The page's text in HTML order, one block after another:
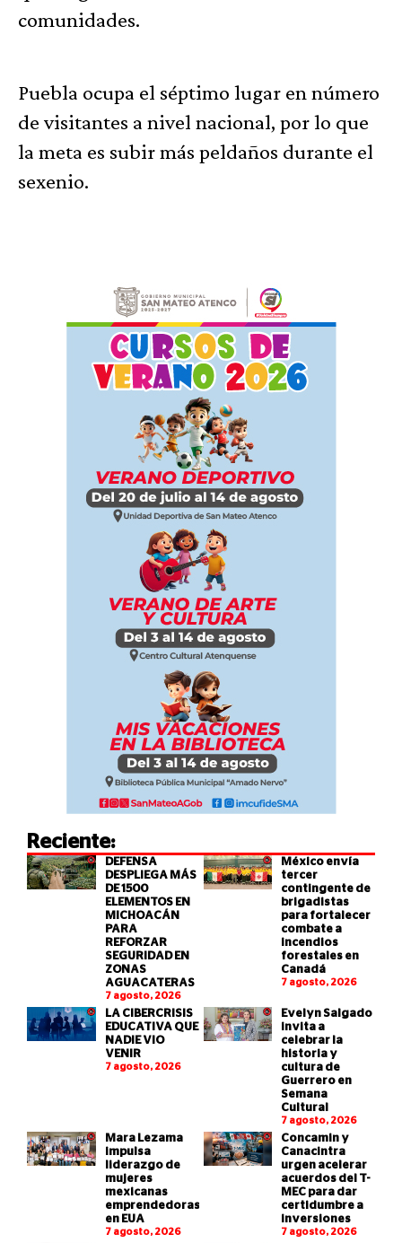
comunidades.
Puebla ocupa el séptimo lugar en número
de visitantes a nivel nacional, por lo que
la meta es subir más peldaños durante el
sexenio.
Reciente:
DEFENSA
DESPLIEGA MÁS
DE 1500
ELEMENTOS EN
MICHOACÁN
PARA
REFORZAR
SEGURIDAD EN
ZONAS
AGUACATERAS
7 agosto, 2026
México envía
tercer
contingente de
brigadistas
para fortalecer
combate a
incendios
forestales en
Canadá
7 agosto, 2026
LA CIBERCRISIS
EDUCATIVA QUE
NADIE VIO
VENIR
7 agosto, 2026
Evelyn Salgado
invita a
celebrar la
historia y
cultura de
Guerrero en
Semana
Cultural
7 agosto, 2026
Mara Lezama
impulsa
liderazgo de
mujeres
mexicanas
emprendedoras
en EUA
7 agosto, 2026
Concamin y
Canacintra
urgen acelerar
acuerdos del T-
MEC para dar
certidumbre a
inversiones
7 agosto, 2026